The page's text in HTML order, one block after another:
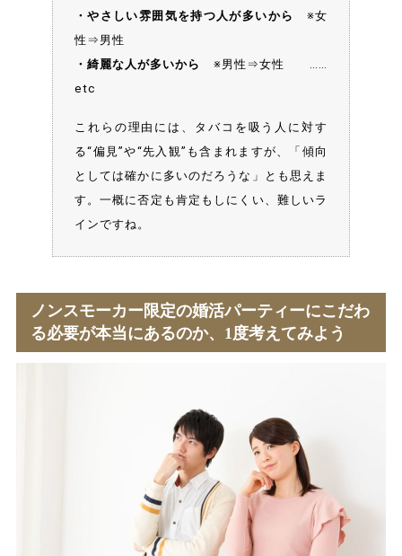
・やさしい雰囲気を持つ人が多いから
※女
性⇒男性
・綺麗な人が多いから
※男性⇒女性 ……
etc
これらの理由には、タバコを吸う人に対す
る“偏見”や“先入観”も含まれますが、「傾向
としては確かに多いのだろうな」とも思えま
す。一概に否定も肯定もしにくい、難しいラ
インですね。
ノンスモーカー限定の婚活パーティーにこだわ
る必要が本当にあるのか、1度考えてみよう